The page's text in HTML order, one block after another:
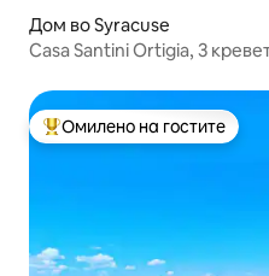
Дом во Syracuse
Casa Santini Ortigia, 3
Меѓу најуспешните
Омилено на гостите